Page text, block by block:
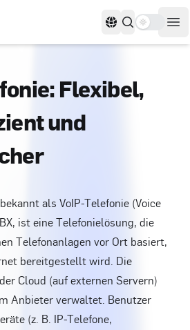
Sprachen
Use
Flexibel,
und
als VoIP-Telefonie (Voice
ist eine Telefonielösung, die
Telefonanlagen vor Ort basiert,
bereitgestellt wird. Die
Cloud (auf externen Servern)
Anbieter verwaltet. Benutzer
(z. B. IP-Telefone,